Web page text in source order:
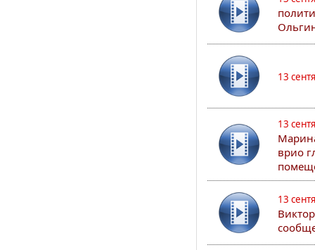
13
13
врио
13